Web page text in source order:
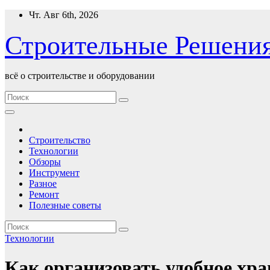
Перейти
содержимому
Чт. Авг 6th, 2026
Строительные
всё о строительстве и оборудовании
Строительство
Технологии
Обзоры
Инструмент
Разное
Ремонт
Полезные советы
Технологии